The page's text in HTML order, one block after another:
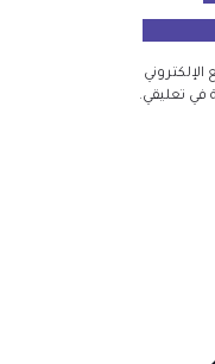
في تعليقي.